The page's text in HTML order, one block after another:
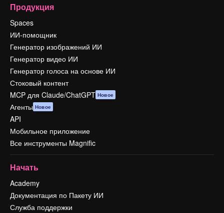
Продукция
Spaces
ИИ-помощник
Генератор изображений ИИ
Генератор видео ИИ
Генератор голоса на основе ИИ
Стоковый контент
MCP для Claude/ChatGPT Новое
Агенты Новое
API
Мобильное приложение
Все инструменты Magnific
Начать
Academy
Документация по Пакету ИИ
Служба поддержки